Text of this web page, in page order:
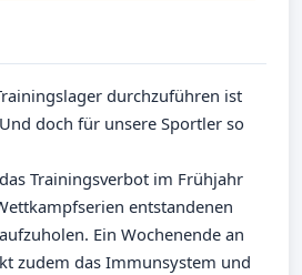
durchzuführen ist
doch für unsere Sportler so
Trainingsverbot im Frühjahr
entstandenen
Ein Wochenende an
zudem das Immunsystem und